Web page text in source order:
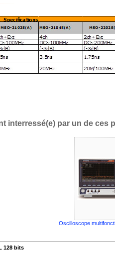
interressé(e) par un de ces
Oscilloscope
128 bits